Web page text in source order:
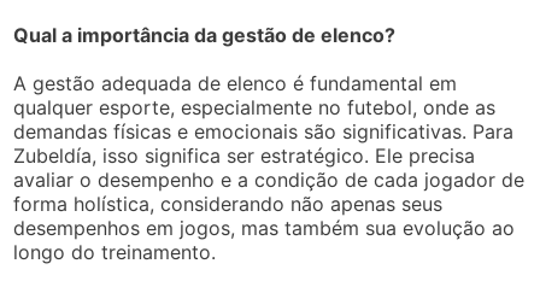
Qual a importância da gestão de elenco?
A gestão adequada de elenco é fundamental em
qualquer esporte, especialmente no futebol, onde as
demandas físicas e emocionais são significativas. Para
Zubeldía, isso significa ser estratégico. Ele precisa
avaliar o desempenho e a condição de cada jogador de
forma holística, considerando não apenas seus
desempenhos em jogos, mas também sua evolução ao
longo do treinamento.